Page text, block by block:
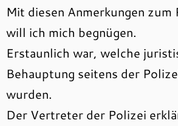
Mit diesen Anmerkungen
will ich mich begnügen.
Erstaunlich war, welche
Behauptung seitens der
wurden.
Der Vertreter der Polizei